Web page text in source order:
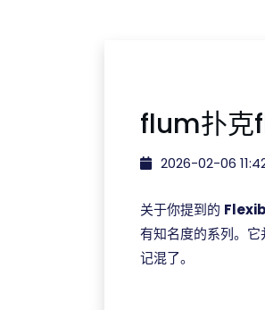
flum扑克
2026-02-06
关于你提到的
有知名度的系列。它
记混了。